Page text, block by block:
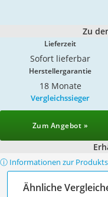
Zu
Lieferzeit
Sofort lieferbar
Herstellergarantie
18 Monate
Vergleichssieger
Zum Angebot »
ⓘ Informationen zur
Ähnliche